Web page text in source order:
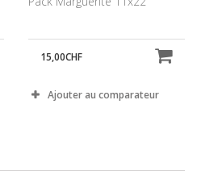
15,00CHF
Ajouter au comparateur